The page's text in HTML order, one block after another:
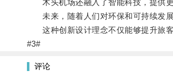
木头机场还融入了智能科技，提供更
未来，随着人们对环保和可持续发展
这种创新设计理念不仅能够提升旅客
#3#
评论